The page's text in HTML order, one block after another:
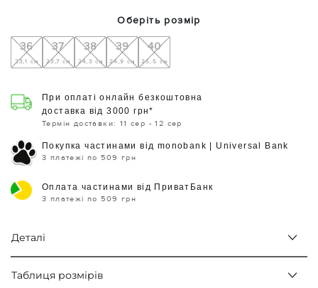
Оберіть розмір
36
23,1 см
37
23,7 см
38
24,3 см
39
24,9 см
40
25,5 см
При оплаті онлайн безкоштовна
доставка від 3000 грн*
Термін доставки: 11 сер - 12 сер
Покупка частинами від monobank | Universal Bank
3 платежі по 509 грн
Оплата частинами від ПриватБанк
3 платежі по 509 грн
Деталі
Таблиця розмірів